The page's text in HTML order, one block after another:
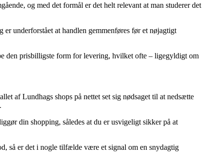
og med det formål er det helt relevant at man studerer det
underforstået at handlen gemmenføres før et nøjagtigt
den prisbilligste form for levering, hvilket ofte – ligegyldigt om
af Lundhags shops på nettet set sig nødsaget til at nedsætte
din shopping, således at du er usvigeligt sikker på at
så er det i nogle tilfælde være et signal om en snydagtig